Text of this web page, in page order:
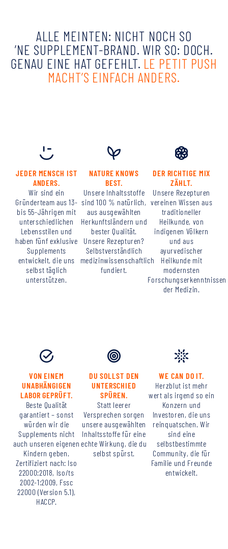
ALLE MEINTEN: NICHT NOCH SO
’NE SUPPLEMENT-BRAND. WIR SO: DOCH.
GENAU EINE HAT GEFEHLT. LE PETIT PUSH
MACHT’S EINFACH ANDERS.
JEDER MENSCH IST
ANDERS.
Wir sind ein
Gründerteam aus 13-
bis 55-Jährigen mit
unterschiedlichen
Lebensstilen und
haben fünf exklusive
Supplements
entwickelt, die uns
selbst täglich
unterstützen.
NATURE KNOWS
BEST.
Unsere Inhaltsstoffe
sind 100 % natürlich,
aus ausgewählten
Herkunftsländern und
bester Qualität.
Unsere Rezepturen?
Selbstverständlich
medizinwissenschaftlich
fundiert.
DER RICHTIGE MIX
ZÄHLT.
Unsere Rezepturen
vereinen Wissen aus
traditioneller
Heilkunde, von
indigenen Völkern
und aus
ayurvedischer
Heilkunde mit
modernsten
Forschungserkenntnissen
der Medizin.
VON EINEM
UNABHÄNGIGEN
LABOR GEPRÜFT.
Beste Qualität
garantiert – sonst
würden wir die
Supplements nicht
auch unseren eigenen
Kindern geben.
Zertifiziert nach: Iso
22000:2018, Iso/ts
2002-1:2009, Fssc
22000 (Version 5.1),
HACCP.
DU SOLLST DEN
UNTERSCHIED
SPÜREN.
Statt leerer
Versprechen sorgen
unsere ausgewählten
Inhaltsstoffe für eine
echte Wirkung, die du
selbst spürst.
WE CAN DO IT.
Herzblut ist mehr
wert als irgend so ein
Konzern und
Investoren, die uns
reinquatschen. Wir
sind eine
selbstbestimmte
Community, die für
Familie und Freunde
entwickelt.